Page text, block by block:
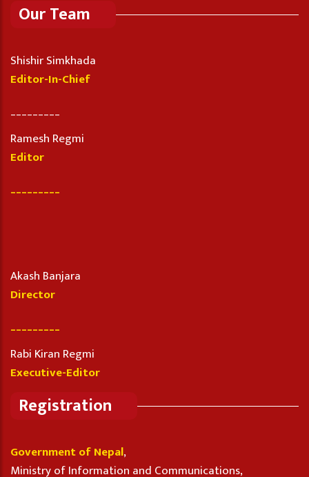
Our Team
Shishir Simkhada
Editor-In-Chief
Ramesh Regmi
Editor
_________
Akash Banjara
Director
_________
Rabi Kiran Regmi
Executive-Editor
Registration
Government of Nepal,
Ministry of Information and Communications,